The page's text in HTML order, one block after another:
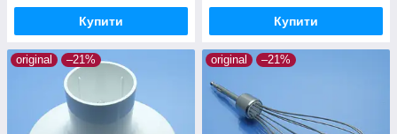
Купити Купити
original –21% original –21%